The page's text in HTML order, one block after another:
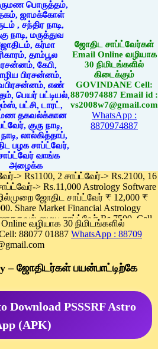
ஜோதிட சாப்ட்வேர்கள்
Email Online வழியாக
30 நிமிடங்களில்
கிடைக்கும்
GOVINDANE Cell:
8870974887 Email id :
vs2008w7@gmail.com
WhatsApp :
8870974887
> Rs1100, 2 சாப்ட்வேர்-> Rs.2100, 16
> Rs.11,000 Astrology Software
ஜோதிட சாப்ட்வேர் ₹ 12,000 ₹
Share Market Financial Astrology
மைய சாப்ட்வேர் Rs.7500, Cell
App Rs. 1100
Pay online
வழியாக 30 நிமிடங்களில்
88077 01887 WhatsApp : 88709
– ஜோதிடர்கள் பயன்பாட்டிற்கே
Download PSSSRF Astro
(APK)